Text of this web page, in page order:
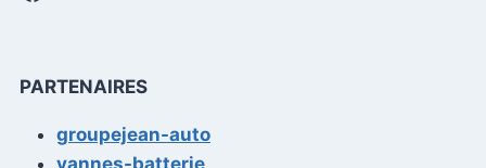
PARTENAIRES
groupejean-auto